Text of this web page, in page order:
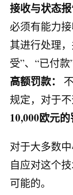
接收与状态报
必须有能力
其进行处理
受”、“已付款
高额罚款：
规定，对于不
10,000欧元
对于大多数
自应对这个
可能的。